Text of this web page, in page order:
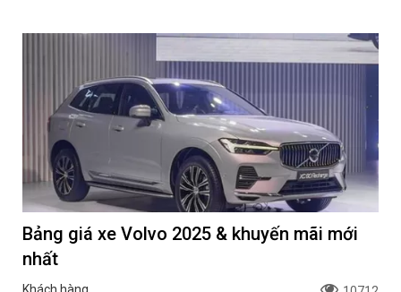
Bảng giá xe Volvo 2025 & khuyến mãi mới
nhất